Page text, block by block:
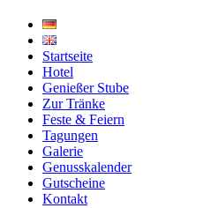
Startseite
Hotel
Genießer Stube
Zur Tränke
Feste & Feiern
Tagungen
Galerie
Genusskalender
Gutscheine
Kontakt